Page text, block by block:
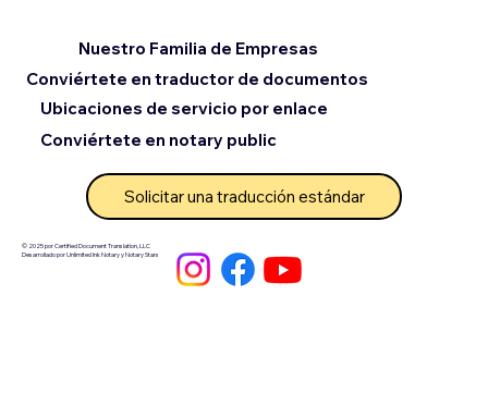
© 2025 por Certified Document Translation, LLC
Desarrollado por Unlimited Ink Notary y Notary Stars
Conviértete en traductor de documentos
Ubicaciones de servicio por enlace
Nuestro Familia de Empresas
Conviértete en notary public
Solicitar una traducción estándar